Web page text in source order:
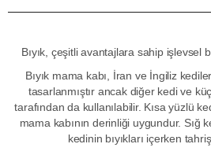
Bıyık, çeşitli avantajlara sahip işlevsel
Bıyık mama kabı, İran ve İngiliz
tasarlanmıştır ancak diğer kedi ve
tarafından da kullanılabilir. Kısa yüzlü
mama kabının derinliği uygundur. Sığ
kedinin bıyıkları içerken